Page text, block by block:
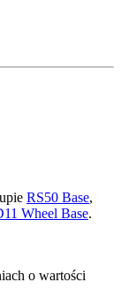
RS50 Base,
Wheel Base.
o wartości